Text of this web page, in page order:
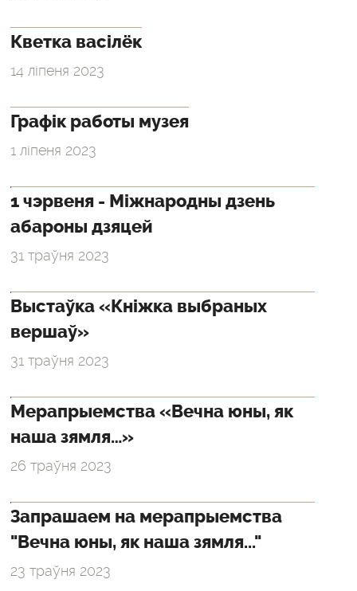
Кветка васілёк
14 ліпеня 2023
Графік работы музея
1 ліпеня 2023
1 чэрвеня - Міжнародны дзень
абароны дзяцей
31 траўня 2023
Выстаўка «Кніжка выбраных
вершаў»
31 траўня 2023
Мерапрыемства «Вечна юны, як
наша зямля…»
26 траўня 2023
Запрашаем на мерапрыемства
"Вечна юны, як наша зямля..."
23 траўня 2023